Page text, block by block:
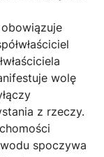
obowiązuje
wolę
z rzeczy.
spoczywa